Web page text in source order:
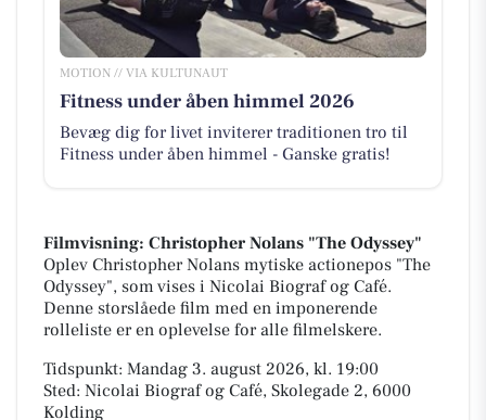
MOTION // VIA KULTUNAUT
Fitness under åben himmel 2026
Bevæg dig for livet inviterer traditionen tro til
Fitness under åben himmel - Ganske gratis!
Filmvisning: Christopher Nolans "The Odyssey"
Oplev Christopher Nolans mytiske actionepos "The
Odyssey", som vises i Nicolai Biograf og Café.
Denne storslåede film med en imponerende
rolleliste er en oplevelse for alle filmelskere.
Tidspunkt: Mandag 3. august 2026, kl. 19:00
Sted: Nicolai Biograf og Café, Skolegade 2, 6000
Kolding